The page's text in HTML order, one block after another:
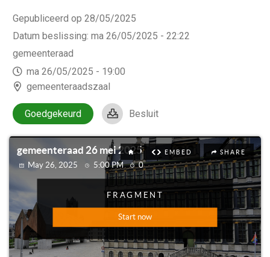
Gepubliceerd op 28/05/2025
Datum beslissing: ma 26/05/2025 - 22:22
gemeenteraad
ma 26/05/2025 - 19:00
gemeenteraadszaal
Goedgekeurd Besluit